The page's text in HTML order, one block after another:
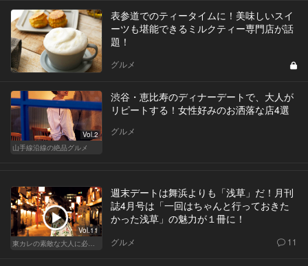
表参道でのティータイムに！美味しいスイ
ーツも堪能できるミルクティー専門店が話
題！
グルメ
Vol.2
山手線沿線の絶品グルメ
渋谷・恵比寿のディナーデートで、大人が
リピートする！女性好みのお洒落な店4選
グルメ
Vol.11
東カレの素敵な大人に必要なこと
週末デートは舞浜よりも「浅草」だ！月刊
誌4月号は「一回はちゃんと行っておきた
かった浅草」の魅力が１冊に！
グルメ 11